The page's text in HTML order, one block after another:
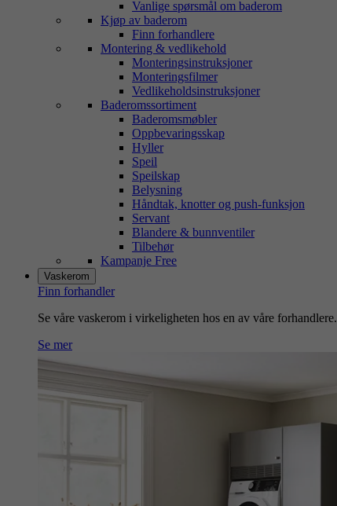
Vanlige spørsmål om baderom
Kjøp av baderom
Finn forhandlere
Montering & vedlikehold
Monteringsinstruksjoner
Monteringsfilmer
Vedlikeholdsinstruksjoner
Baderomssortiment
Baderomsmøbler
Oppbevaringsskap
Hyller
Speil
Speilskap
Belysning
Håndtak, knotter og push-funksjon
Servant
Blandere & bunnventiler
Tilbehør
Kampanje Free
Vaskerom
Finn forhandler
Se våre vaskerom i virkeligheten hos en av våre forhandlere.
Se mer